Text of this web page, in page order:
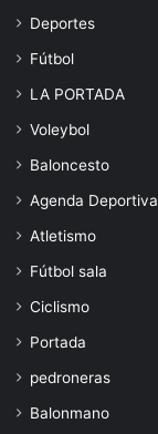
Deportes
Fútbol
LA PORTADA
Voleybol
Baloncesto
Agenda Deportiva
Atletismo
Fútbol sala
Ciclismo
Portada
pedroneras
Balonmano